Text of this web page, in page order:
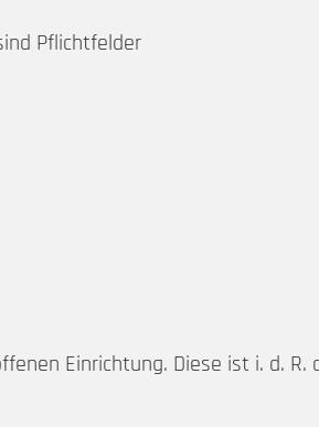
Pflichtfelder
Einrichtung. Diese ist i. d. R.